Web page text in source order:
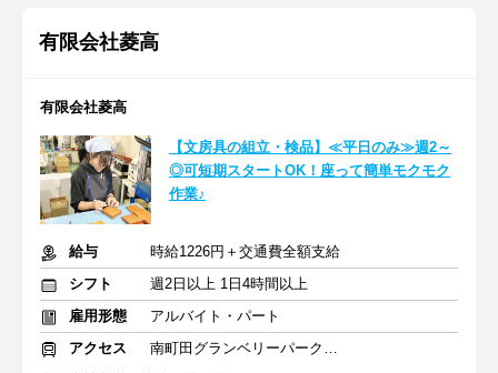
有限会社菱高
有限会社菱高
【文房具の組立・検品】≪平日のみ≫週2～
◎可短期スタートOK！座って簡単モクモク
作業♪
給与
時給1226円＋交通費全額支給
シフト
週2日以上 1日4時間以上
雇用形態
アルバイト・パート
アクセス
南町田グランベリーパーク駅 徒歩9分